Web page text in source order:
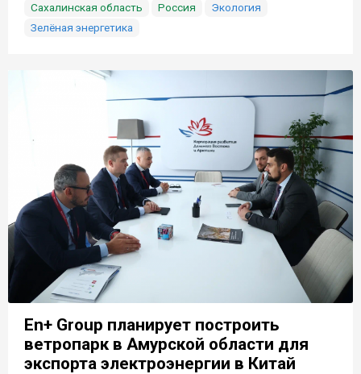
Сахалинская область
Россия
Экология
Зелёная энергетика
En+ Group планирует построить
ветропарк в Амурской области для
экспорта электроэнергии в Китай